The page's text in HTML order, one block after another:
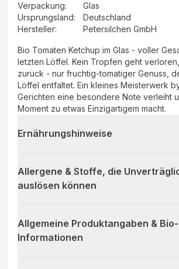
Verpackung:
Glas
Ursprungsland:
Deutschland
Hersteller: Petersilchen GmbH
Bio Tomaten Ketchup im Glas - voller
letzten Löffel. Kein Tropfen geht
zurück - nur fruchtig-tomatiger Genuss,
Löffel entfaltet. Ein kleines Meisterwerk
Gerichten eine besondere Note verleiht
Moment zu etwas Einzigartigem macht.
Ernährungshinweise
Allergene & Stoffe, die
auslösen können
Allgemeine Produktangaben & Bio-
Informationen